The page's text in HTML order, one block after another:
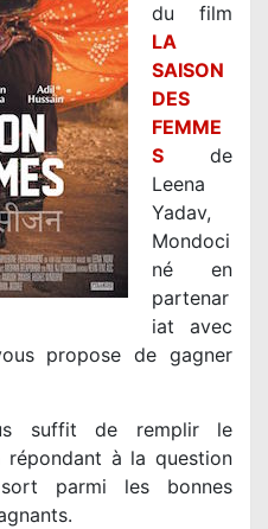
du film
LA
SAISON
DES
FEMME
S de
Leena
Yadav,
Mondoci
né en
partenar
iat avec
propose de gagner
suffit de remplir le
répondant à la question
parmi les bonnes